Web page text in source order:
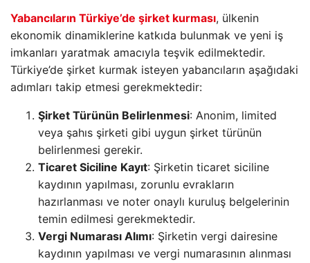
Yabancıların Türkiye’de şirket kurması, ülkenin
ekonomik dinamiklerine katkıda bulunmak ve yeni iş
imkanları yaratmak amacıyla teşvik edilmektedir.
Türkiye’de şirket kurmak isteyen yabancıların aşağıdaki
adımları takip etmesi gerekmektedir:
Şirket Türünün Belirlenmesi: Anonim, limited
veya şahıs şirketi gibi uygun şirket türünün
belirlenmesi gerekir.
Ticaret Siciline Kayıt: Şirketin ticaret siciline
kaydının yapılması, zorunlu evrakların
hazırlanması ve noter onaylı kuruluş belgelerinin
temin edilmesi gerekmektedir.
Vergi Numarası Alımı: Şirketin vergi dairesine
kaydının yapılması ve vergi numarasının alınması